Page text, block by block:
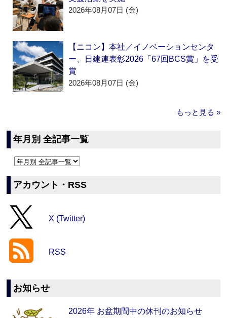
2026年08月07日 (金)
【ニコン】本社／イノベーションセンタ
ー、日建連表彰2026「67回BCS賞」を受
賞
2026年08月07日 (金)
もっと見る »
年月別 全記事一覧
アカウント・RSS
X (Twitter)
RSS
お知らせ
2026年 お盆期間中の休刊のお知らせ